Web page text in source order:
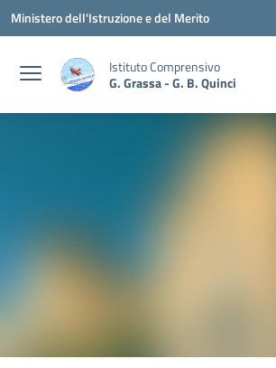
Vai ai contenuti
Vai al menu di navigazione
Vai al footer
Ministero dell'Istruzione e del Merito
Istituto Comprensivo
G. Grassa - G. B. Quinci